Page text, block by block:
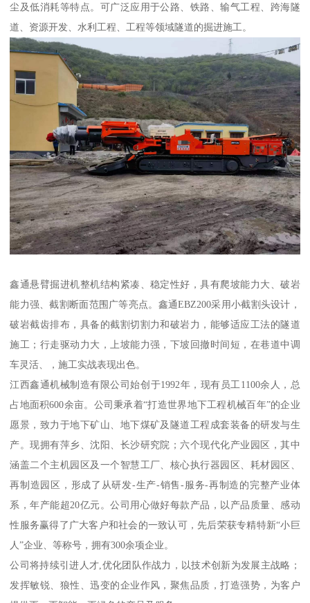
尘及低消耗等特点。可广泛应用于公路、铁路、输气工程、跨海隧
道、资源开发、水利工程、工程等领域隧道的掘进施工。
鑫通悬臂掘进机整机结构紧凑、稳定性好，具有爬坡能力大、破岩
能力强、截割断面范围广等亮点。鑫通EBZ200采用小截割头设计，
破岩截齿排布，具备的截割切割力和破岩力，能够适应工法的隧道
施工；行走驱动力大，上坡能力强，下坡回撤时间短，在巷道中调
车灵活、，施工实战表现出色。
江西鑫通机械制造有限公司始创于1992年，现有员工1100余人，总
占地面积600余亩。公司秉承着“打造世界地下工程机械百年”的企业
愿景，致力于地下矿山、地下煤矿及隧道工程成套装备的研发与生
产。现拥有萍乡、沈阳、长沙研究院；六个现代化产业园区，其中
涵盖二个主机园区及一个智慧工厂、核心执行器园区、耗材园区、
再制造园区，形成了从研发-生产-销售-服务-再制造的完整产业体
系，年产能超20亿元。公司用心做好每款产品，以产品质量、感动
性服务赢得了广大客户和社会的一致认可，先后荣获专精特新“小巨
人”企业、等称号，拥有300余项企业。
公司将持续引进人才,优化团队作战力，以技术创新为发展主战略；
发挥敏锐、狼性、迅变的企业作风，聚焦品质，打造强势，为客户